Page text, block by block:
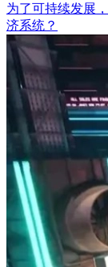
为了可持续发展
济系统？